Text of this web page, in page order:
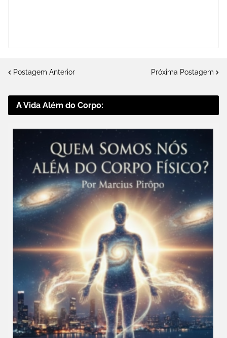
Postagem Anterior Próxima Postagem
A Vida Além do Corpo: